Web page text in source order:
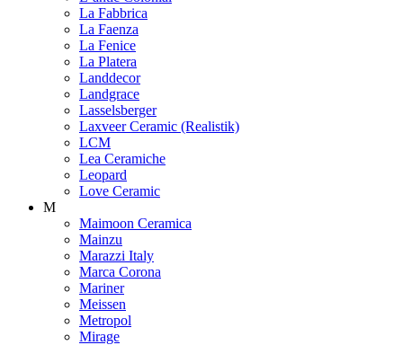
La Fabbrica
La Faenza
La Fenice
La Platera
Landdecor
Landgrace
Lasselsberger
Laxveer Ceramic (Realistik)
LCM
Lea Ceramiche
Leopard
Love Ceramic
M
Maimoon Ceramica
Mainzu
Marazzi Italy
Marca Corona
Mariner
Meissen
Metropol
Mirage